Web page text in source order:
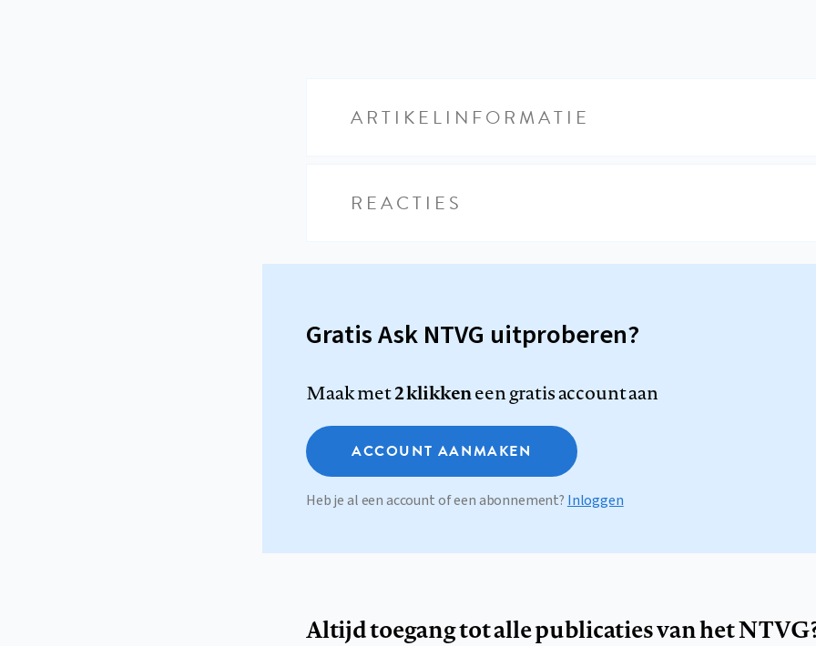
ARTIKELINFORMATIE
REACTIES
Gratis Ask NTVG uitproberen?
Maak met2 klikkeneen gratis account aan
ACCOUNT AANMAKEN
Heb je al een account of een abonnement? Inloggen
Altijd toegang tot alle publicaties van het